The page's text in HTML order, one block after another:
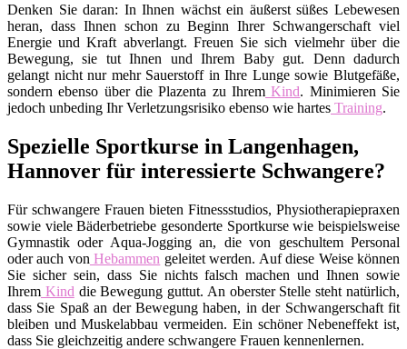
Denken Sie daran: In Ihnen wächst ein äußerst süßes Lebewesen
heran, dass Ihnen schon zu Beginn Ihrer Schwangerschaft viel
Energie und Kraft abverlangt. Freuen Sie sich vielmehr über die
Bewegung, sie tut Ihnen und Ihrem Baby gut. Denn dadurch
gelangt nicht nur mehr Sauerstoff in Ihre Lunge sowie Blutgefäße,
sondern ebenso über die Plazenta zu Ihrem Kind. Minimieren Sie
jedoch unbeding Ihr Verletzungsrisiko ebenso wie hartes Training.
Spezielle Sportkurse in Langenhagen,
Hannover für interessierte Schwangere?
Für schwangere Frauen bieten Fitnessstudios, Physiotherapiepraxen
sowie viele Bäderbetriebe gesonderte Sportkurse wie beispielsweise
Gymnastik oder Aqua-Jogging an, die von geschultem Personal
oder auch von Hebammen geleitet werden. Auf diese Weise können
Sie sicher sein, dass Sie nichts falsch machen und Ihnen sowie
Ihrem Kind die Bewegung guttut. An oberster Stelle steht natürlich,
dass Sie Spaß an der Bewegung haben, in der Schwangerschaft fit
bleiben und Muskelabbau vermeiden. Ein schöner Nebeneffekt ist,
dass Sie gleichzeitig andere schwangere Frauen kennenlernen.